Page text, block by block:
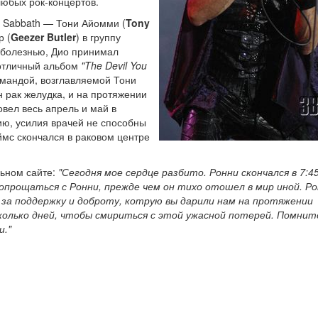
Sabbath — Тони Айомми (Tony
(Geezer Butler) в группу
Дио принимал
альбом "The Devil You
возглавляемой Тони
желудка, и на протяжении
весь апрель и май в
усилия врачей не способны
скончался в раковом центре
сайте: "Сегодня мое сердце разбито. Ронни скончался в
с Ронни, прежде чем он тихо отошел в мир иной.
поддержку и доброту, котрую вы дарили нам на протяжении
дней, чтобы смириться с этой ужасной потерей.